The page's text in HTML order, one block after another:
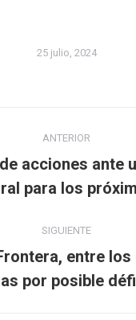
25 julio, 2024
ANTERIOR
Publicación
anterior:
acciones ante
para los
SIGUIENTE
Publicación
siguiente:
entre los
por posible